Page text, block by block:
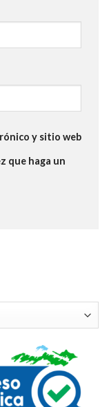
y sitio web
que haga un